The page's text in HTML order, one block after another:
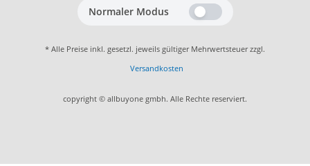
Normaler Modus
* Alle Preise inkl. gesetzl. jeweils gültiger Mehrwertsteuer zzgl.
Versandkosten
copyright © allbuyone gmbh. Alle Rechte reserviert.